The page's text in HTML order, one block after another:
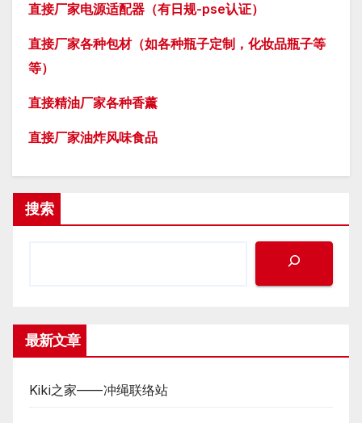
直接厂家电源适配器（有日规-pse认证）
直接厂家各种包材（如各种瓶子定制，化妆品瓶子等
等）
直接精油厂家各种香薰
直接厂家油炸风味食品
搜索
最新文章
Kiki之家——冲绳联络站